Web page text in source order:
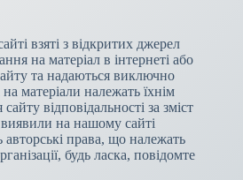
взяті з відкритих джерел
на матеріал в інтернеті або
та надаються виключно
матеріали належать їхнім
відповідальності за зміст
на нашому сайті
права, що належать
будь ласка, повідомте